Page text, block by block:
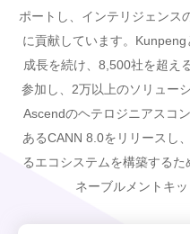
ポートし、インテリジェンス
に貢献しています。
成長を続け、8,500社を超え
参加し、2万以上のソリュー
Ascendのヘテロジニアスコ
あるCANN 8.0をリリースし
るエコシステムを構築する
ネーブルメントキ